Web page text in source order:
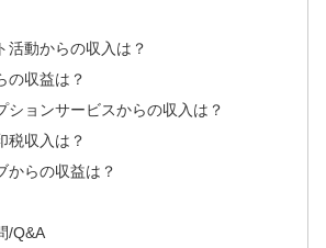
活動からの収入は？
の収益は？
ションサービスからの収入は？
税収入は？
からの収益は？
/Q&A